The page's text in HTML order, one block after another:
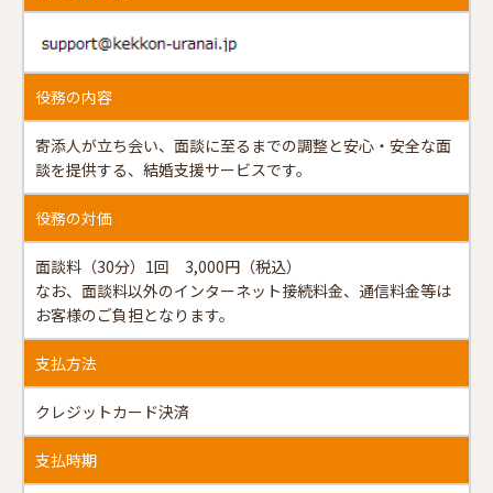
役務の内容
寄添人が立ち会い、面談に至るまでの調整と安⼼・安全な面
談を提供する、結婚支援サービスです。
役務の対価
面談料（30分）1回 3,000円（税込）
なお、面談料以外のインターネット接続料金、通信料金等は
お客様のご負担となります。
支払方法
クレジットカード決済
支払時期